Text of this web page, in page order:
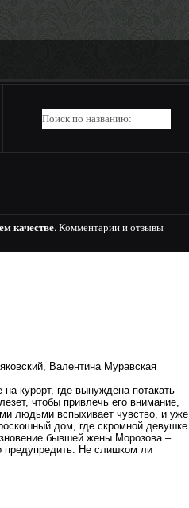
качестве. Комментарии и отзывы
Валентина Муравская
курорт, где вынуждена потакать
чтобы привлечь его внимание,
людьми вспыхивает чувство, и уже
дом, где скромной девушке
бывшей жены Морозова –
предупредить. Не слишком ли